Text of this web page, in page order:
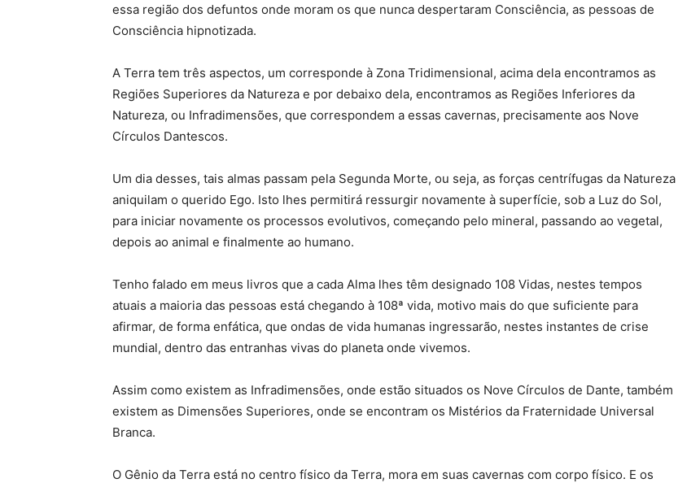
essa região dos defuntos onde moram os que nunca despertaram Consciência, as pessoas de
Consciência hipnotizada.
A Terra tem três aspectos, um corresponde à Zona Tridimensional, acima dela encontramos as
Regiões Superiores da Natureza e por debaixo dela, encontramos as Regiões Inferiores da
Natureza, ou Infradimensões, que correspondem a essas cavernas, precisamente aos Nove
Círculos Dantescos.
Um dia desses, tais almas passam pela Segunda Morte, ou seja, as forças centrífugas da Natureza
aniquilam o querido Ego. Isto lhes permitirá ressurgir novamente à superfície, sob a Luz do Sol,
para iniciar novamente os processos evolutivos, começando pelo mineral, passando ao vegetal,
depois ao animal e finalmente ao humano.
Tenho falado em meus livros que a cada Alma lhes têm designado 108 Vidas, nestes tempos
atuais a maioria das pessoas está chegando à 108ª vida, motivo mais do que suficiente para
afirmar, de forma enfática, que ondas de vida humanas ingressarão, nestes instantes de crise
mundial, dentro das entranhas vivas do planeta onde vivemos.
Assim como existem as Infradimensões, onde estão situados os Nove Círculos de Dante, também
existem as Dimensões Superiores, onde se encontram os Mistérios da Fraternidade Universal
Branca.
O Gênio da Terra está no centro físico da Terra, mora em suas cavernas com corpo físico. E os